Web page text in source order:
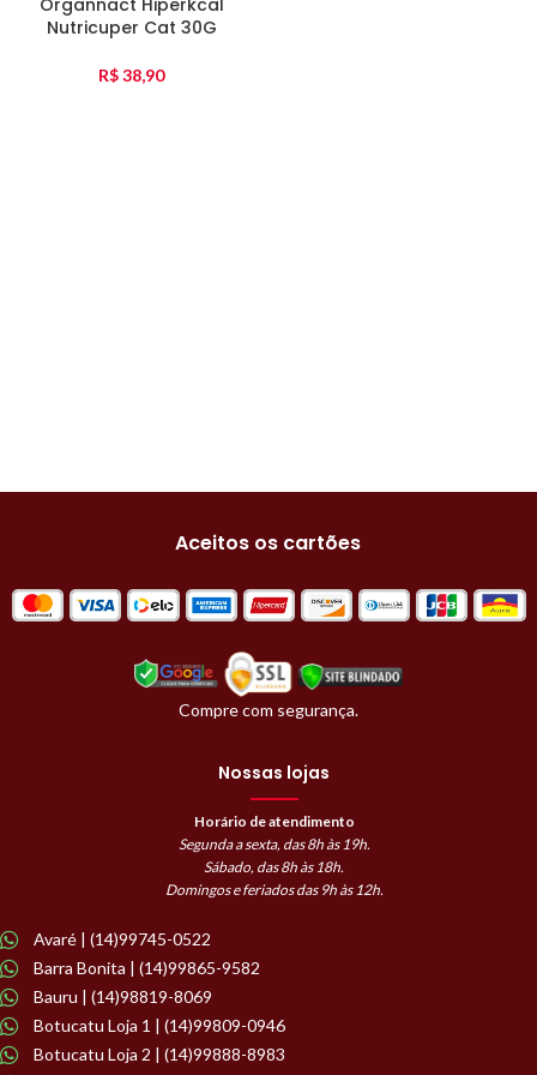
Organnact Hiperkcal
Nutricuper Cat 30G
R$38,90
Aceitos os cartões
Compre com segurança.
Nossas lojas
Horário de atendimento
Segunda a sexta, das 8h às 19h.
Sábado, das 8h às 18h.
Domingos e feriados das 9h às 12h.
Avaré | (14)99745-0522
Barra Bonita | (14)99865-9582
Bauru | (14)98819-8069
Botucatu Loja 1 | (14)99809-0946
Botucatu Loja 2 | (14)99888-8983